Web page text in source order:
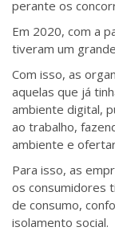
perante os
Em 2020, com a
tiveram um
Com isso, as
aquelas que já
ambiente digital,
ao trabalho,
ambiente e
Para isso, as
os consumidores
de consumo,
isolamento social.